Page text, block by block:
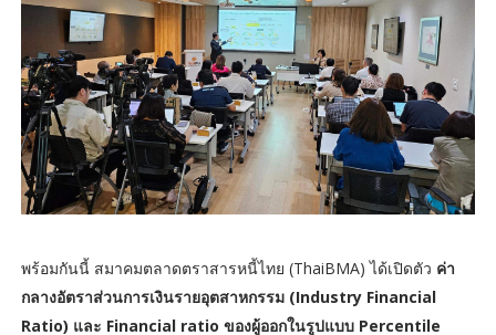
พร้อมกันนี้ สมาคมตลาดตราสารหนี้ไทย (ThaiBMA) ได้เปิดตัว ค่า
กลางอัตราส่วนการเงินรายอุตสาหกรรม (Industry Financial
Ratio) และ Financial ratio ของผู้ออกในรูปแบบ Percentile